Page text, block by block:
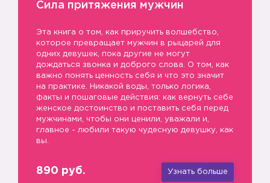
🔸
Сила притяжения мужчин
Эта книга о том, как приручить волшебство,
которое превращает мужчин в рыцарей для
одних девушек, пока другие не могут
дождаться звонка и доброго слова. О том, как
важно понять ценность себя и что это значит
на практике. Никакой воды, только логика,
факты и пошаговые действия: как вернуть себе
женское достоинство и поставить себя перед
мужчинами, чтобы они ценили, уважали и,
главное - любили такую чудесную девушку, как
вы.
890 руб. Узнать больше